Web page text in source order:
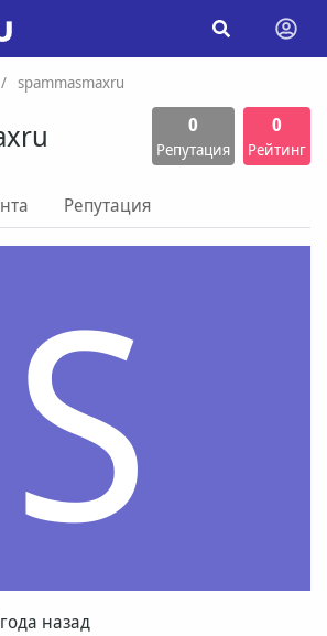
spammasmaxru
0
Репутация
0
Рейтинг
Репутация
S
назад